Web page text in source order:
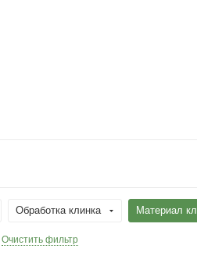
Обработка клинка Материал
Очистить фильтр